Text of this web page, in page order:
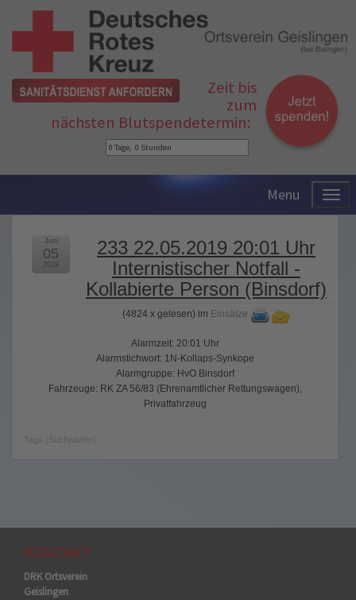
Zeit bis
zum
nächsten Blutspendetermin:
Menu
233 22.05.2019 20:01 Uhr
Internistischer Notfall -
Kollabierte Person (Binsdorf)
(4824 x gelesen) im Einsätze
Juni
05
2019
Alarmzeit: 20:01 Uhr
Alarmstichwort: 1N-Kollaps-Synkope
Alarmgruppe: HvO Binsdorf
Fahrzeuge: RK ZA 56/83 (Ehrenamtlicher Rettungswagen),
Privatfahrzeug
Tags (Suchwörter):
KONTAKT
DRK Ortsverein
Geislingen